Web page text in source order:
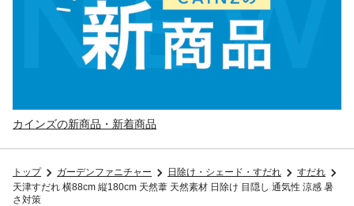
カインズの新商品・新着商品
トップ ガーデンファニチャー 日除け・シェード・すだれ
すだれ
天津すだれ 横88cm 縦180cm 天然葦 天然素材 日除け 目隠し 通気性 涼感 暑
さ対策